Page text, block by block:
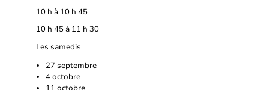
10 h à 10 h 45
10 h 45 à 11 h 30
Les samedis
27 septembre
4 octobre